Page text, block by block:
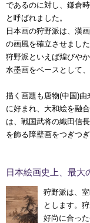
であるのに対し、鎌倉
と呼ばれました。
日本画の狩野派は、漢
の画風を確立させました
狩野派といえば煌びや
水墨画をベースとして
描く画題も唐物(中国)
に好まれ、大和絵を融
は、戦国武将の織田信
を飾る障壁画をつぎつ
日本絵画史上、最大
狩野派は、
とします。
好尚に合っ